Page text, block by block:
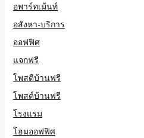
อพาร์ทเม้นท์
อสังหา-บริการ
ออฟฟิศ
แจกฟรี
โพสตืบ้านฟรี
โพสต์บ้านฟรี
โรงแรม
โฮมออฟฟิศ